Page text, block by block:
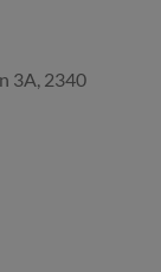
3A, 2340